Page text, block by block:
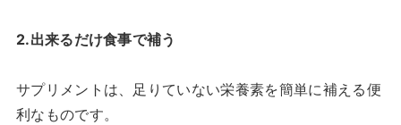
2.出来るだけ食事で補う
サプリメントは、足りていない栄養素を簡単に補える便
利なものです。